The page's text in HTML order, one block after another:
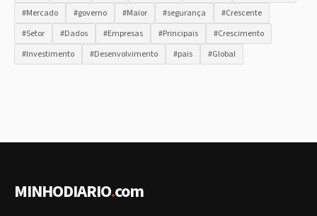
#Mercado
#governo #Maior #segurança
#Crescente
#Setor
#Dados #Empresas #Principais
#Crescimento
#Investimento
#Desenvolvimento #pais #Global
MINHODIARIO.com